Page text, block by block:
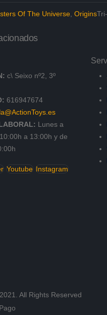
Of The Universe, Origins
c\ Seixo nº2, 3º
616947674
Lunes a
a 13:00h y de
Youtube Instagram
All Rights Reserved